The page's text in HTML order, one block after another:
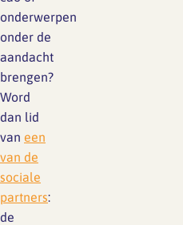
onderwerpen
onder de
aandacht
brengen?
Word
dan lid
van een
van de
sociale
partners:
de